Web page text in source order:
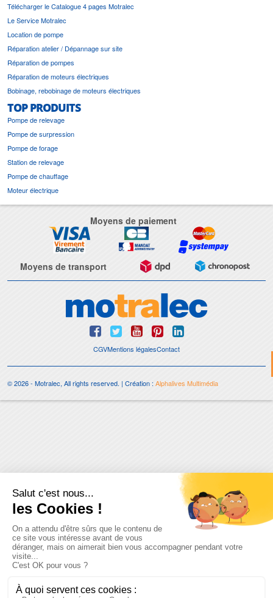
Télécharger le Catalogue 4 pages Motralec
Le Service Motralec
Location de pompe
Réparation atelier / Dépannage sur site
Réparation de pompes
Réparation de moteurs électriques
Bobinage, rebobinage de moteurs électriques
TOP PRODUITS
Pompe de relevage
Pompe de surpression
Pompe de forage
Station de relevage
Pompe de chauffage
Moteur électrique
Moyens de paiement
Moyens de transport
CGVMentions légalesContact
© 2026 - Motralec, All rights reserved. | Création :Alphalives Multimédia